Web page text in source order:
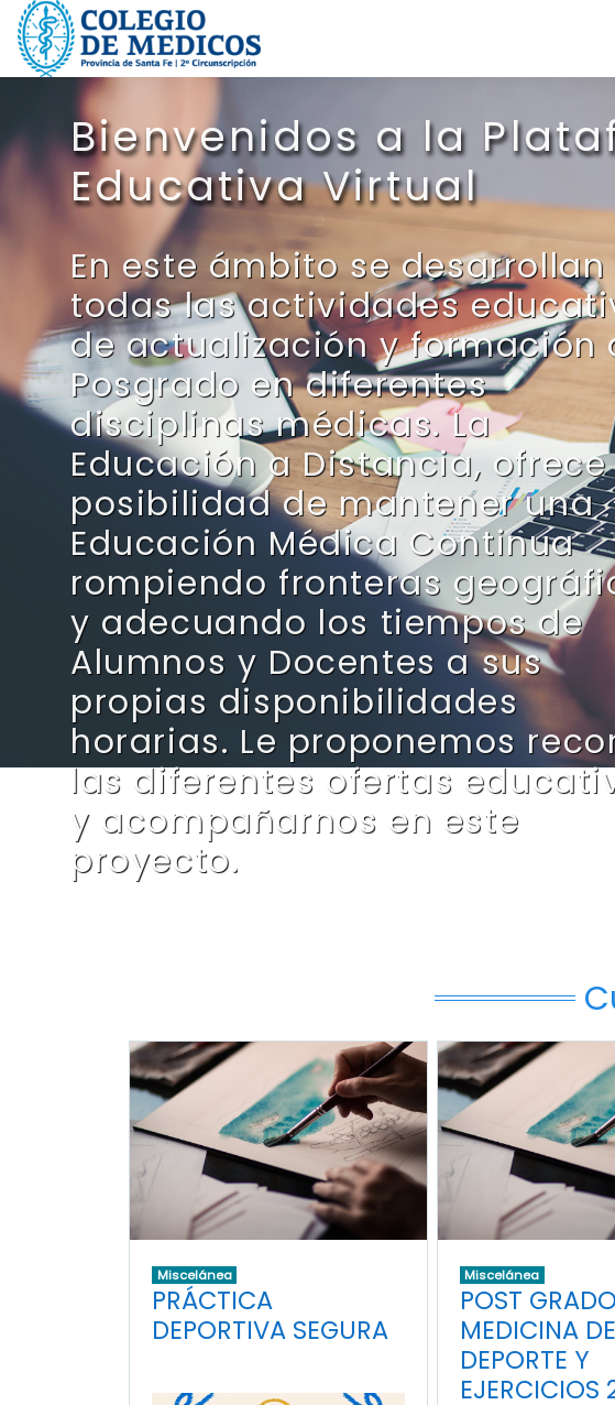
Salta al contenido principal
Bienvenidos a la
Educativa Virtual
En este ámbito se desarrollan
todas las actividades
de actualización y formación
Posgrado en diferentes
disciplinas médicas. La
Educación a Distancia,
posibilidad de mantener una
Educación Médica Continua
rompiendo fronteras
y adecuando los tiempos de
Alumnos y Docentes a sus
propias disponibilidades
horarias. Le proponemos
las diferentes ofertas
y acompañarnos en este
proyecto.
Miscelánea
PRÁCTICA
DEPORTIVA SEGURA
Miscelánea
POST
MEDICINA
DEPORTE Y
EJERCICIOS